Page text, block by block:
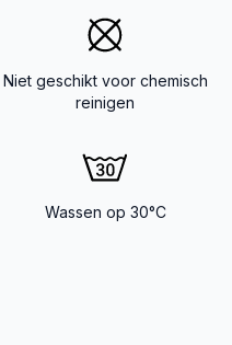
Niet geschikt voor chemisch
reinigen
Wassen op 30°C